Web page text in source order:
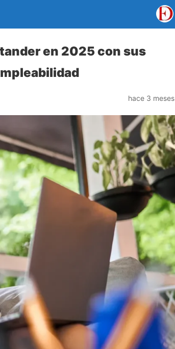
en 2025 con sus
hace 3 meses